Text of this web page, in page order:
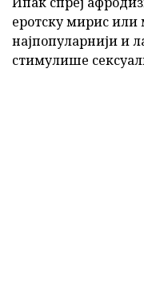
еротску мирис или
најпопуларнији и
стимулише